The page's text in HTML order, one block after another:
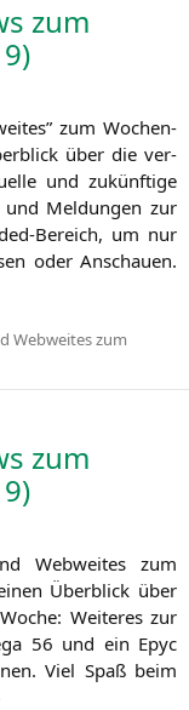
zum
zum Wochen­
über die ver­
und zukünf­ti­ge
und Mel­dun­gen zur
Bereich, um nur
oder Anschau­en.
Webweites zum
zum
Web­wei­tes zum
Über­blick über
Wei­te­res zur
56 und ein Epyc
Viel Spaß beim